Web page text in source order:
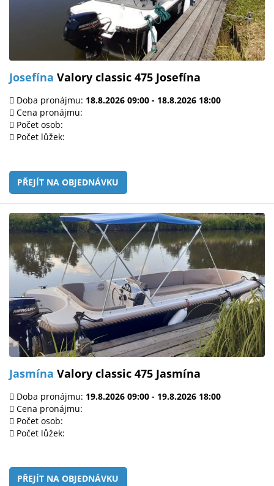
Josefína Valory classic 475 Josefína
Doba pronájmu: 18.8.2026 09:00 - 18.8.2026 18:00
Cena pronájmu:
Počet osob:
Počet lůžek:
PŘEJÍT NA OBJEDNÁVKU
Jasmína Valory classic 475 Jasmína
Doba pronájmu: 19.8.2026 09:00 - 19.8.2026 18:00
Cena pronájmu:
Počet osob:
Počet lůžek:
PŘEJÍT NA OBJEDNÁVKU